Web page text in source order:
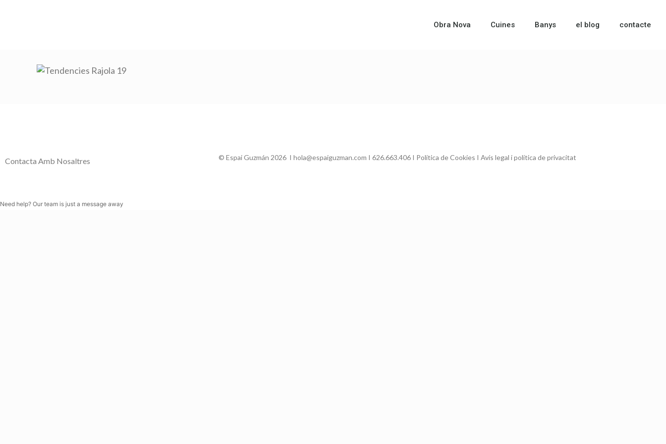
Obra Nova Cuines Banys el blog contacte
Contacta Amb Nosaltres © Espai Guzmán 2026 I hola@espaiguzman.com I 626.663.406 I Política de Cookies I Avís legal i política de privacitat
Need help? Our team is just a message away